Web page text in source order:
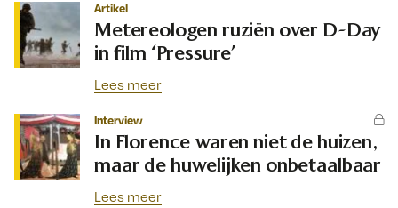
Artikel
Metereologen ruziën over D-Day
in film ‘Pressure’
Lees meer
Interview
In Florence waren niet de huizen,
maar de huwelijken onbetaalbaar
Lees meer